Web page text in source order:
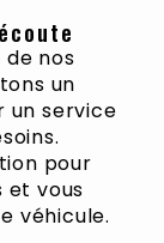
nos
un
un service
pour
et vous
véhicule.